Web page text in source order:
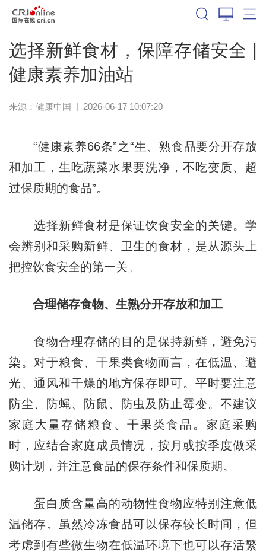
选择新鲜食材，保障存储安全 |
健康素养加油站
来源： 健康中国 | 2026-06-17 10:07:20
“健康素养66条”之“生、熟食品要分开存放
和加工，生吃蔬菜水果要洗净，不吃变质、超
过保质期的食品”。
选择新鲜食材是保证饮食安全的关键。学
会辨别和采购新鲜、卫生的食材，是从源头上
把控饮食安全的第一关。
合理储存食物、生熟分开存放和加工
食物合理存储的目的是保持新鲜，避免污
染。对于粮食、干果类食物而言，在低温、避
光、通风和干燥的地方保存即可。平时要注意
防尘、防蝇、防鼠、防虫及防止霉变。不建议
家庭大量存储粮食、干果类食品。家庭采购
时，应结合家庭成员情况，按月或按季度做采
购计划，并注意食品的保存条件和保质期。
蛋白质含量高的动物性食物应特别注意低
温储存。虽然冷冻食品可以保存较长时间，但
考虑到有些微生物在低温环境下也可以存活繁